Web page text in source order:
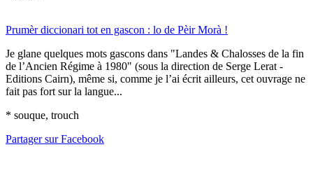
Prumèr diccionari tot en gascon : lo de Pèir Morà !
Je glane quelques mots gascons dans "Landes & Chalosses de la fin
de l’Ancien Régime à 1980" (sous la direction de Serge Lerat -
Editions Cairn), même si, comme je l’ai écrit ailleurs, cet ouvrage ne
fait pas fort sur la langue...
* souque, trouch
Partager sur Facebook